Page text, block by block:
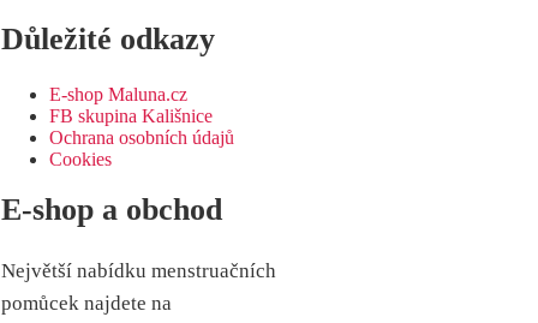
Důležité odkazy
E-shop Maluna.cz
FB skupina Kališnice
Ochrana osobních údajů
Cookies
E-shop a obchod
Největší nabídku menstruačních
pomůcek najdete na